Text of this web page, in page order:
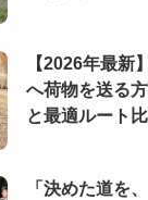
【2026年最新
へ荷物を送る
と最適ルート
「決めた道を